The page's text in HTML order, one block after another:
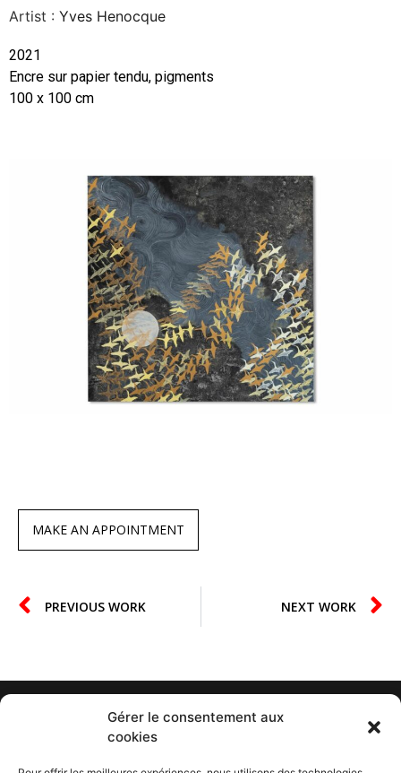
Gérer le consentement aux
cookies
Artist : Yves Henocque
2021
Encre sur papier tendu, pigments
100 x 100 cm
MAKE AN APPOINTMENT
PREVIOUS WORK NEXT WORK